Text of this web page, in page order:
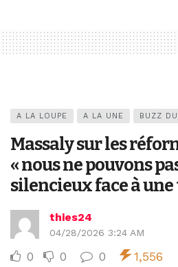
A LA LOUPE A LA UNE BUZZ
Massaly sur les
« nous ne pouvons
silencieux face à
thies24
04/28/2026 3:24 AM
0 0 0 1,556